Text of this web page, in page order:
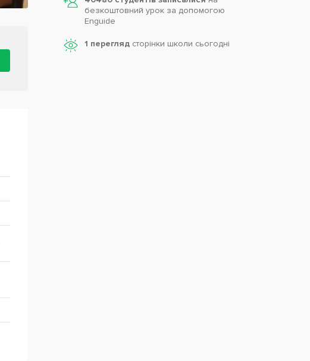
безкоштовний урок за допомогою
Enguide
1 переглядсторінки школи cьогодні